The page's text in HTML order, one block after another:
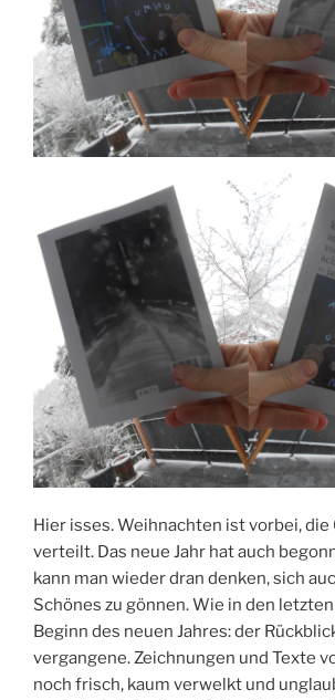
Hier isses. Weihnachten ist vorbei, die
verteilt. Das neue Jahr hat auch
kann man wieder dran denken, sich
Schönes zu gönnen. Wie in den
Beginn des neuen Jahres: der
vergangene. Zeichnungen und Texte
noch frisch, kaum verwelkt und